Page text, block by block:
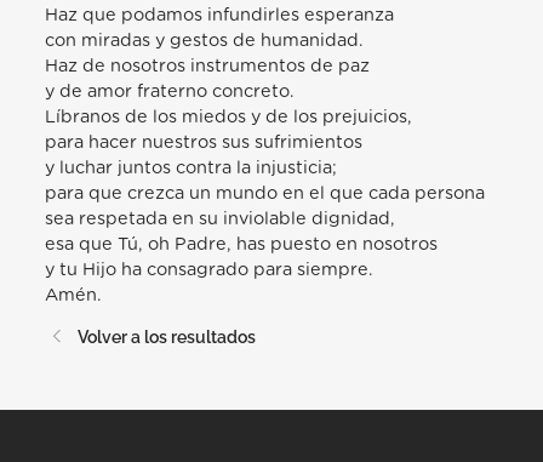
Haz que podamos infundirles esperanza
con miradas y gestos de humanidad.
Haz de nosotros instrumentos de paz
y de amor fraterno concreto.
Líbranos de los miedos y de los prejuicios,
para hacer nuestros sus sufrimientos
y luchar juntos contra la injusticia;
para que crezca un mundo en el que cada persona
sea respetada en su inviolable dignidad,
esa que Tú, oh Padre, has puesto en nosotros
y tu Hijo ha consagrado para siempre.
Amén.
Volver a los resultados